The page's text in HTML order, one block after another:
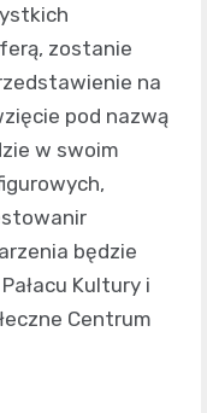
zostanie
na
pod nazwą
w swoim
będzie
Kultury i
Centrum